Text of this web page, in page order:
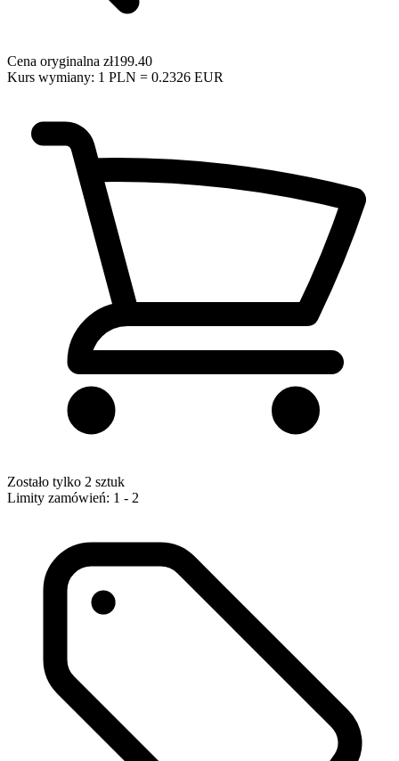
Cena oryginalna zł199.40
Kurs wymiany: 1 PLN = 0.2326 EUR
Zostało tylko 2 sztuk
Limity zamówień: 1 - 2